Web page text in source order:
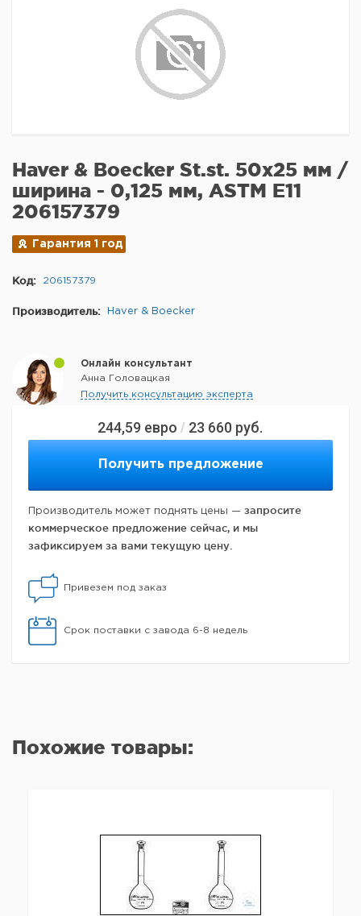
244,59 евро / 23 660 руб.
Получить предложение
Производитель может поднять цены — запросите
коммерческое предложение сейчас, и мы
зафиксируем за вами текущую цену.
Привезем под заказ
Срок поставки с завода 6-8 недель
Haver & Boecker St.st. 50x25 мм /
ширина - 0,125 мм, ASTM E11
206157379
Гарантия 1 год
Код: 206157379
Производитель: Haver & Boecker
Онлайн консультант
Анна Головацкая
Получить консультацию эксперта
Похожие товары: